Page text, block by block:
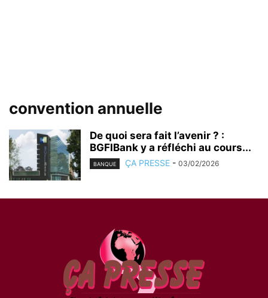
convention annuelle
De quoi sera fait l’avenir ? :
BGFIBank y a réfléchi au cours...
BANQUE ÇA PRESSE - 03/02/2026